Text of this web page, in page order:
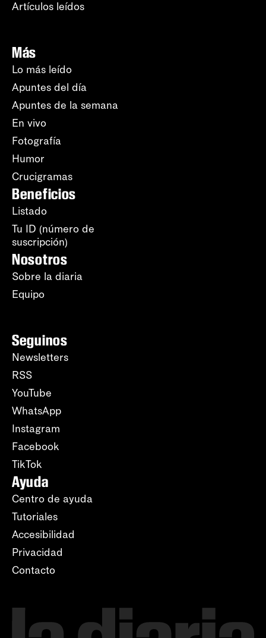
Artículos leídos
Más
Lo más leído
Apuntes del día
Apuntes de la semana
En vivo
Fotografía
Humor
Crucigramas
Beneficios
Listado
Tu ID (número de
suscripción)
Nosotros
Sobre la diaria
Equipo
Seguinos
Newsletters
RSS
YouTube
WhatsApp
Instagram
Facebook
TikTok
Ayuda
Centro de ayuda
Tutoriales
Accesibilidad
Privacidad
Contacto